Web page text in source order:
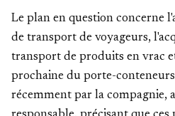
Le plan en question concerne
de transport de voyageurs,
transport de produits en vrac
prochaine du porte-conteneurs
récemment par la compagnie,